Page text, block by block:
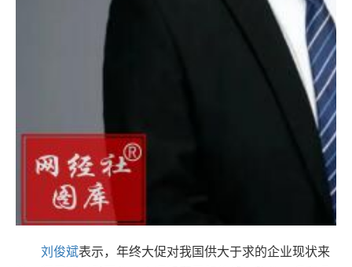
刘俊斌表示，年终大促对我国供大于求的企业现状来